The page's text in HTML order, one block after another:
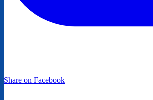
Share on Facebook